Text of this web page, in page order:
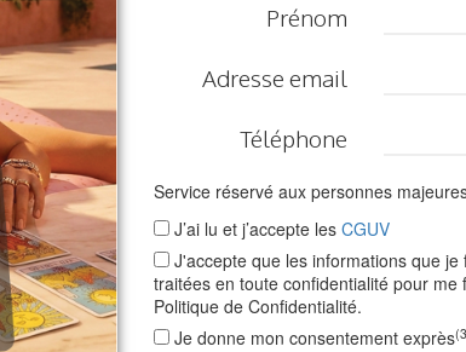
Prénom
Adresse email
Téléphone
Service réservé aux personnes
J’ai lu et j’accepte les CGUV
J'accepte que les informations que
traitées en toute confidentialité pour
Politique de Confidentialité.
Je donne mon consentement exprès